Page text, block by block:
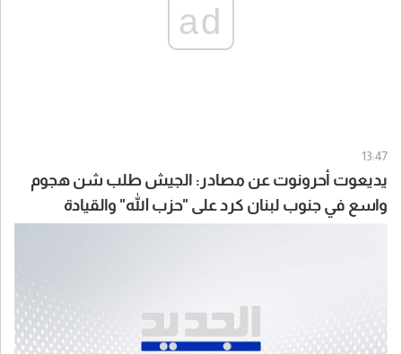
ad
13:47
يديعوت أحرونوت عن مصادر: الجيش طلب شن هجوم
واسع في جنوب لبنان كرد على "حزب الله" والقيادة